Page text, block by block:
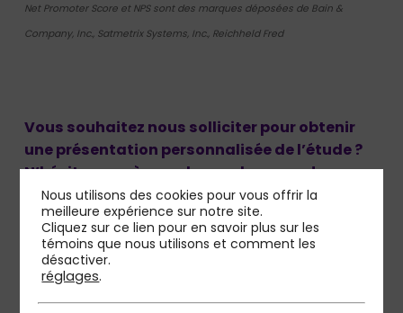
Net Promoter Score et NPS sont des marques déposées de Bain &
Company, Inc., Satmetrix Systems, Inc., Reichheld Fred
Vous souhaitez nous solliciter pour obtenir
une présentation personnalisée de l’étude ?
N’hésitez pas à prendre rendez-vous !
Je prends rendez-vous
{loadmoduleid 185}
Nous utilisons des cookies pour vous offrir la
meilleure expérience sur notre site.
Cliquez sur ce lien pour en savoir plus sur les
témoins que nous utilisons et comment les
désactiver.
réglages.